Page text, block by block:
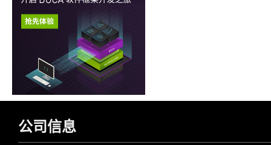
公司信息